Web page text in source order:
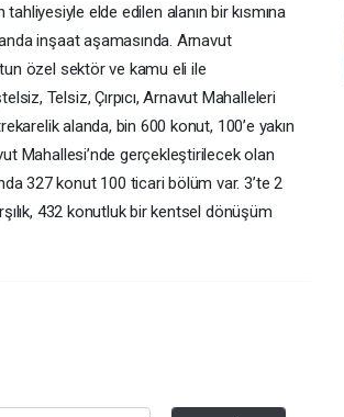
elde edilen alanın bir kısmına
inşaat aşamasında. Arnavut
özel sektör ve kamu eli ile
Telsiz, Çırpıcı, Arnavut Mahalleleri
alanda, bin 600 konut, 100’e yakın
Mahallesi’nde gerçekleştirilecek olan
327 konut 100 ticari bölüm var. 3’te 2
432 konutluk bir kentsel dönüşüm